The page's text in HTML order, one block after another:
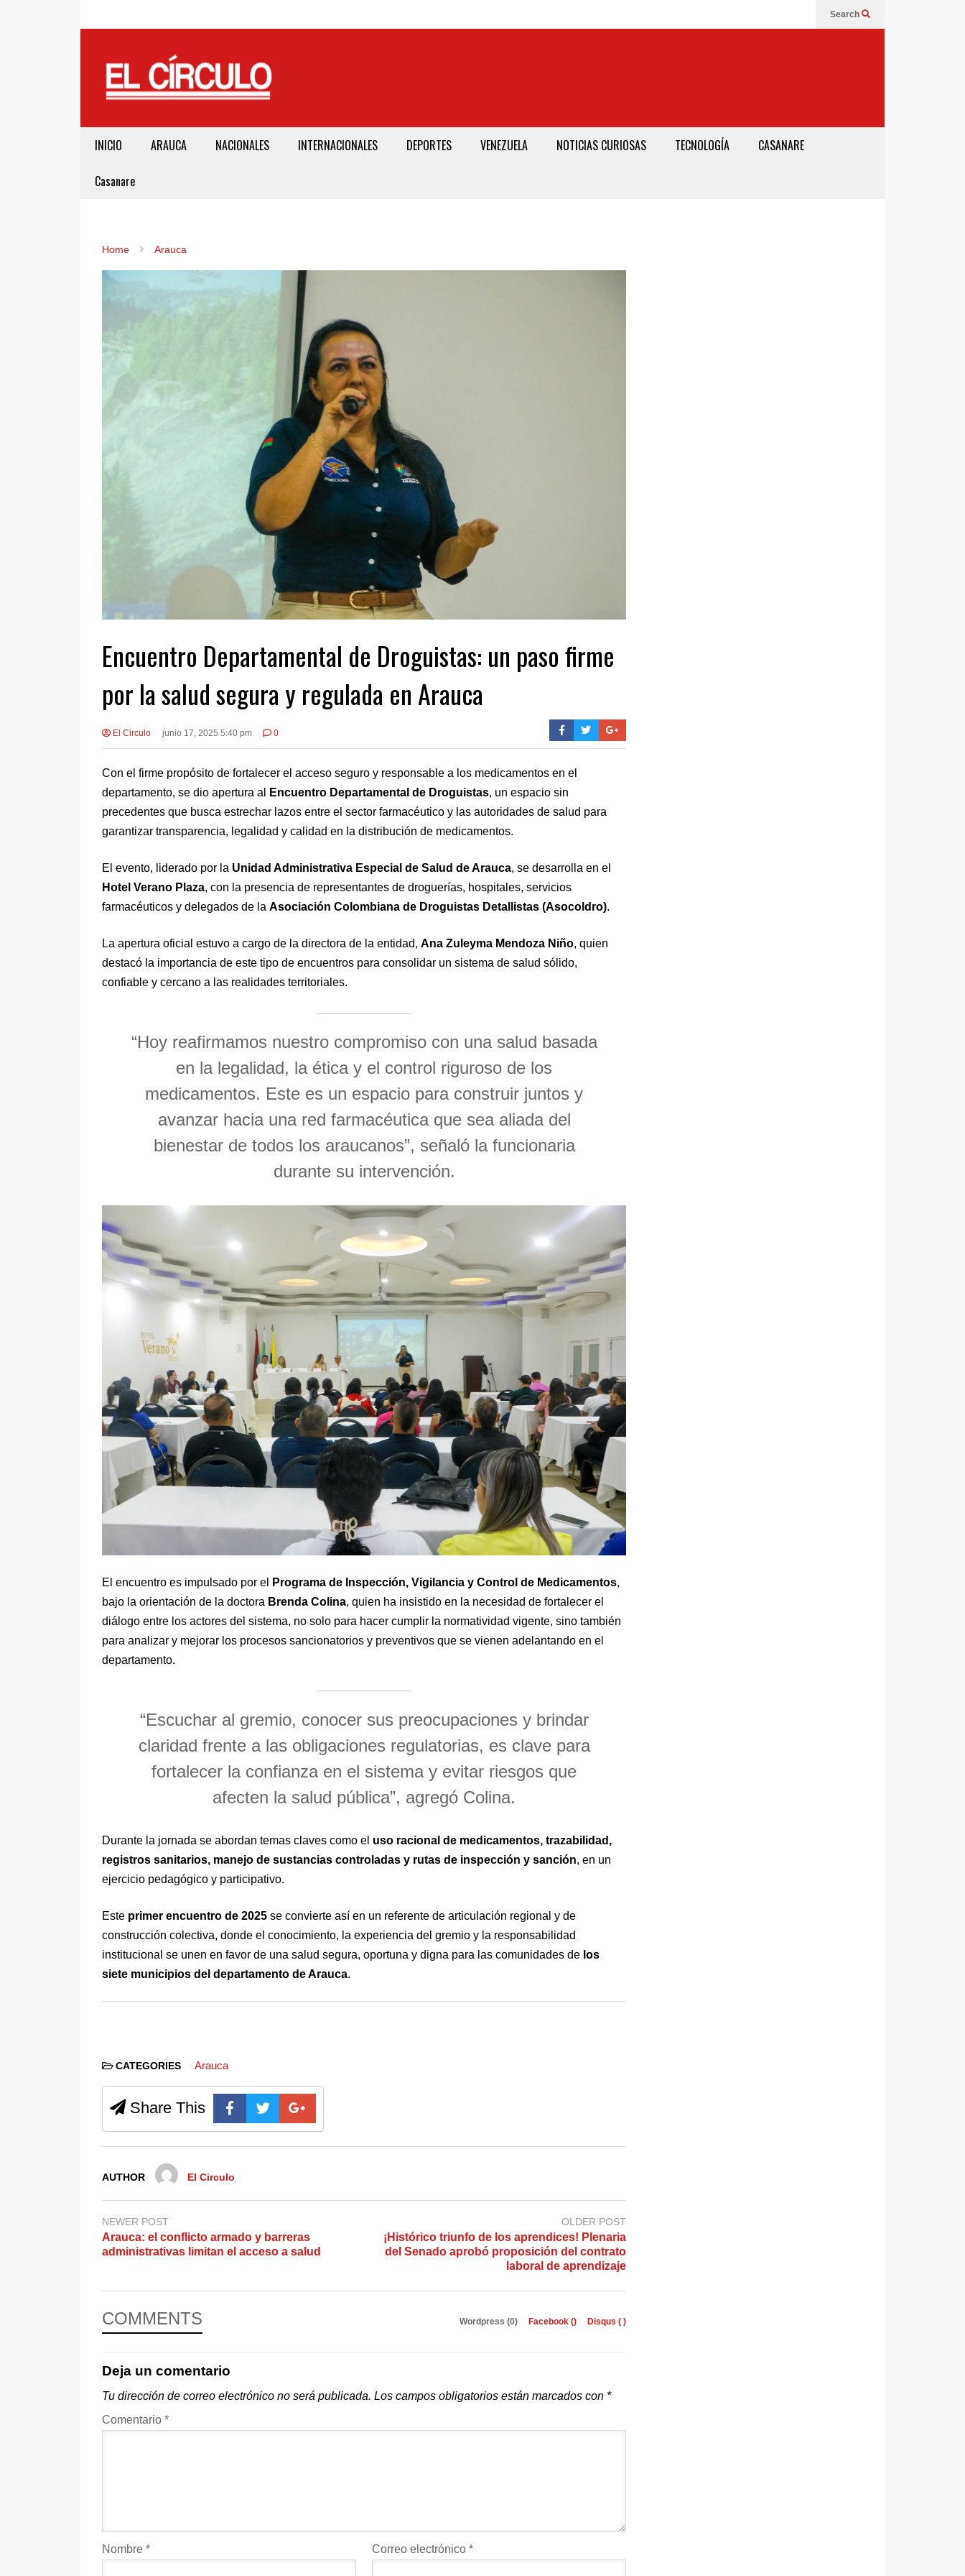
Search
INICIO ARAUCA NACIONALES INTERNACIONALES DEPORTES VENEZUELA NOTICIAS CURIOSAS TECNOLOGÍA CASANARE
Casanare
Home Arauca
Encuentro Departamental de Droguistas: un paso firme
por la salud segura y regulada en Arauca
El Circulo junio 17, 2025 5:40 pm 0
Con el firme propósito de fortalecer el acceso seguro y responsable a los medicamentos en el
departamento, se dio apertura al
Encuentro Departamental de Droguistas, un espacio sin
precedentes que busca estrechar lazos entre el sector farmacéutico y las autoridades de salud para
garantizar transparencia, legalidad y calidad en la distribución de medicamentos.
El evento, liderado por la Unidad Administrativa Especial de Salud de Arauca, se desarrolla en el
Hotel Verano Plaza, con la presencia de representantes de droguerías, hospitales, servicios
farmacéuticos y delegados de la Asociación Colombiana de Droguistas Detallistas (Asocoldro).
La apertura oficial estuvo a cargo de la directora de la entidad, Ana Zuleyma Mendoza Niño, quien
destacó la importancia de este tipo de encuentros para consolidar un sistema de salud sólido,
confiable y cercano a las realidades territoriales.
“Hoy reafirmamos nuestro compromiso con una salud basada
en la legalidad, la ética y el control riguroso de los
medicamentos. Este es un espacio para construir juntos y
avanzar hacia una red farmacéutica que sea aliada del
bienestar de todos los araucanos”, señaló la funcionaria
durante su intervención.
El encuentro es impulsado por el Programa de Inspección, Vigilancia y Control de Medicamentos,
bajo la orientación de la doctora Brenda Colina, quien ha insistido en la necesidad de fortalecer el
diálogo entre los actores del sistema, no solo para hacer cumplir la normatividad vigente, sino también
para analizar y mejorar los procesos sancionatorios y preventivos que se vienen adelantando en el
departamento.
“Escuchar al gremio, conocer sus preocupaciones y brindar
claridad frente a las obligaciones regulatorias, es clave para
fortalecer la confianza en el sistema y evitar riesgos que
afecten la salud pública”, agregó Colina.
Durante la jornada se abordan temas claves como el uso racional de medicamentos, trazabilidad,
registros sanitarios, manejo de sustancias controladas y rutas de inspección y sanción, en un
ejercicio pedagógico y participativo.
Este primer encuentro de 2025 se convierte así en un referente de articulación regional y de
construcción colectiva, donde el conocimiento, la experiencia del gremio y la responsabilidad
institucional se unen en favor de una salud segura, oportuna y digna para las comunidades de los
siete municipios del departamento de Arauca.
CATEGORIES Arauca
Share This
AUTHOR El Circulo
NEWER POST
Arauca: el conflicto armado y barreras
administrativas limitan el acceso a salud
OLDER POST
¡Histórico triunfo de los aprendices! Plenaria
del Senado aprobó proposición del contrato
laboral de aprendizaje
COMMENTS Wordpress (0) Facebook () Disqus ( )
Deja un comentario
Tu dirección de correo electrónico no será publicada. Los campos obligatorios están marcados con *
Comentario *
Nombre * Correo electrónico *